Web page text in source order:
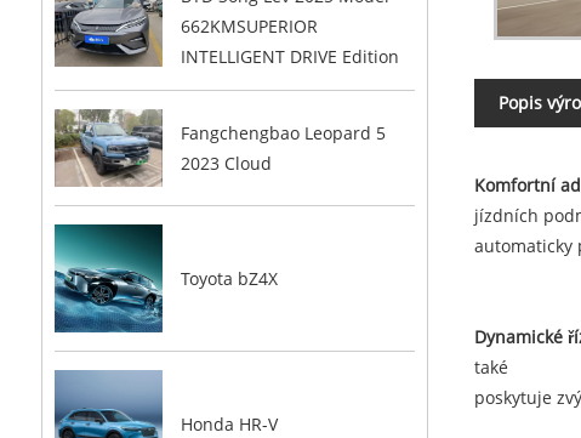
662KMSUPERIOR
INTELLIGENT DRIVE Edition
Fangchengbao Leopard 5
2023 Cloud
Toyota bZ4X
Honda HR-V
Popis
Komfortní
jízdních
automaticky
Dynamické
také
poskytuje